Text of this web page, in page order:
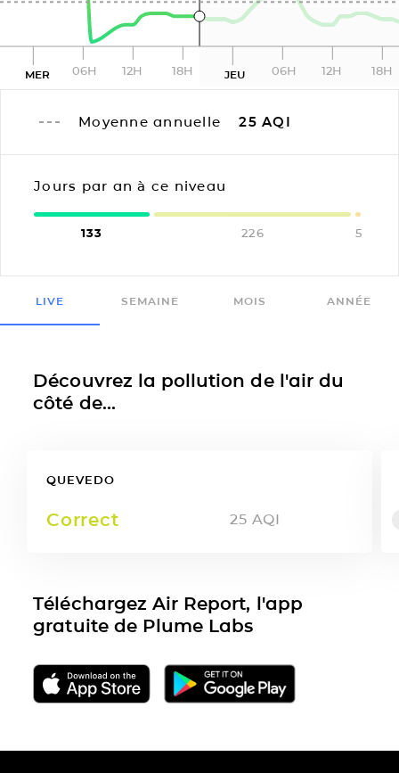
MER 06H 12H 18H JEU 06H 12H 18H
Moyenne annuelle 25 AQI
Jours par an à ce niveau
133 226 5
LIVE SEMAINE MOIS ANNÉE
Découvrez la pollution de l'air du
côté de...
QUEVEDO
Correct 25 AQI
Téléchargez Air Report, l'app
gratuite de Plume Labs